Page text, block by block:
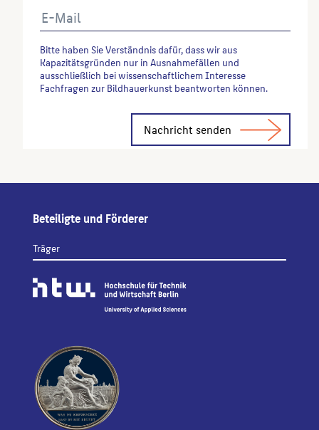
Bitte haben Sie Verständnis dafür, dass wir aus
Kapazitätsgründen nur in Ausnahmefällen und
ausschließlich bei wissenschaftlichem Interesse
Fachfragen zur Bildhauerkunst beantworten können.
Beteiligte und Förderer
Träger